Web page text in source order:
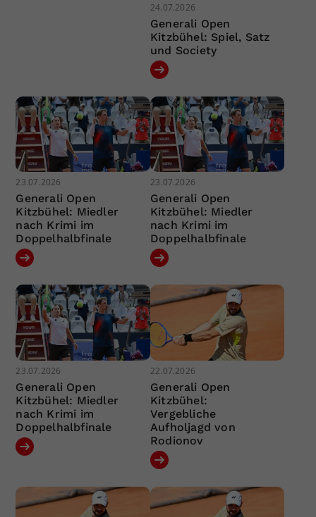
24.07.2026
Generali Open
Kitzbühel: Spiel, Satz
und Society
23.07.2026
Generali Open
Kitzbühel: Miedler
nach Krimi im
Doppelhalbfinale
23.07.2026
Generali Open
Kitzbühel: Miedler
nach Krimi im
Doppelhalbfinale
23.07.2026
Generali Open
Kitzbühel: Miedler
nach Krimi im
Doppelhalbfinale
22.07.2026
Generali Open
Kitzbühel:
Vergebliche
Aufholjagd von
Rodionov